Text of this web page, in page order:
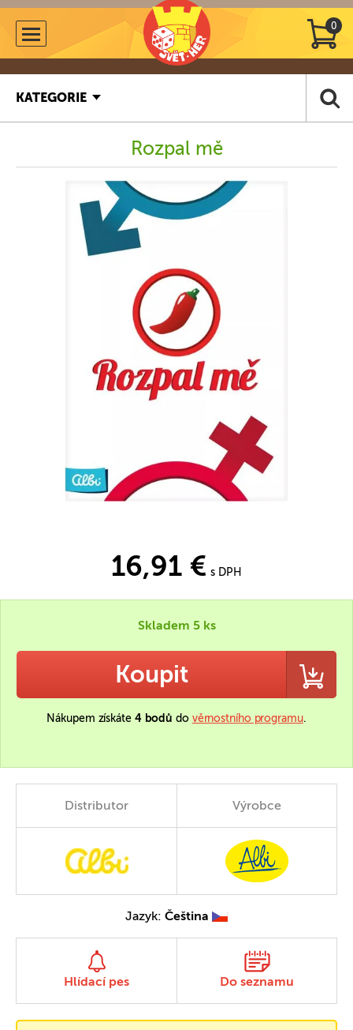
0
KATEGORIE
Rozpal mě
16,91 € s DPH
Skladem 5 ks
Koupit
Nákupem získáte 4 bodů do věrnostního programu.
Distributor Výrobce
Jazyk: Čeština
Hlídací pes Do seznamu